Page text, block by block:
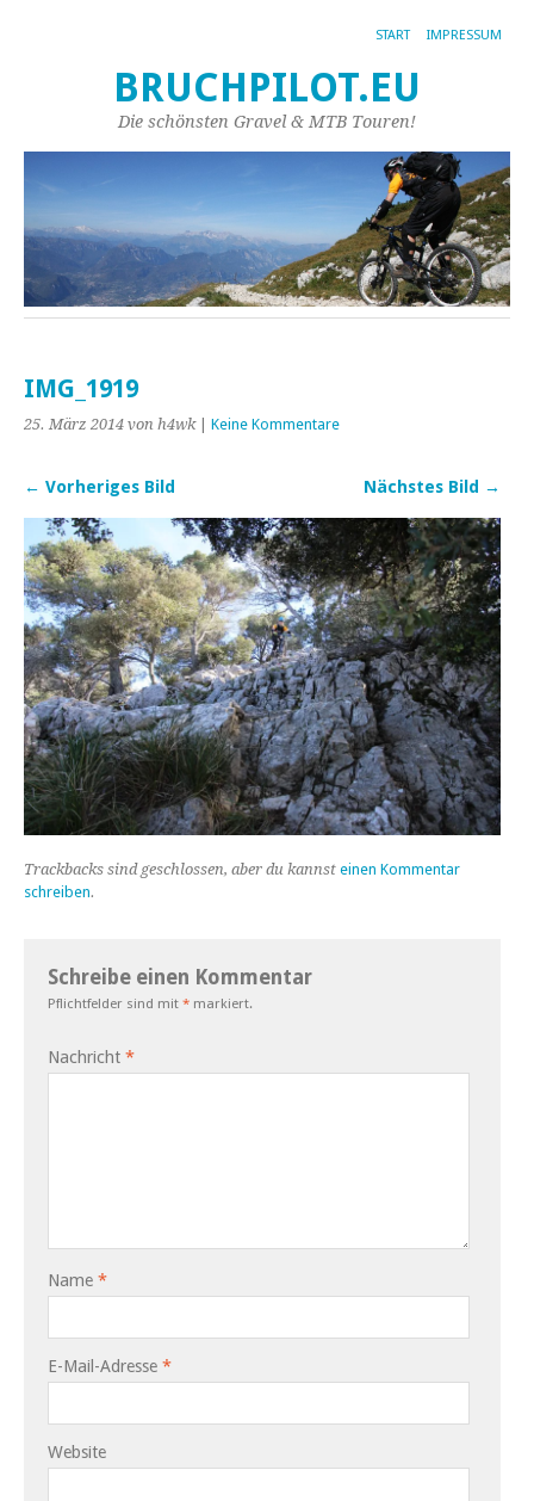
START IMPRESSUM
BRUCHPILOT.EU
Die schönsten Gravel & MTB Touren!
IMG_1919
25. März 2014 von h4wk| Keine Kommentare
← Vorheriges Bild Nächstes Bild →
Trackbacks sind geschlossen, aber du kannst einen Kommentar
schreiben.
Schreibe einen Kommentar
Pflichtfelder sind mit * markiert.
Nachricht *
Name *
E-Mail-Adresse *
Website